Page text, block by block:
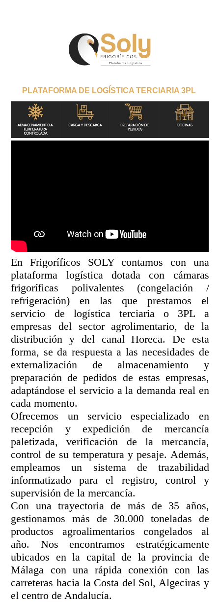
PLATAFORMA DE LOGÍSTICA TERCIARIA 3PL
En Frigoríficos SOLY contamos con una
plataforma logística dotada con cámaras
frigoríficas polivalentes (congelación /
refrigeración) en las que prestamos el
servicio de logística terciaria o 3PL a
empresas del sector agrolimentario, de la
distribución y del canal Horeca. De esta
forma, se da respuesta a las necesidades de
externalización de almacenamiento y
preparación de pedidos de estas empresas,
adaptándose el servicio a la demanda real en
cada momento.
Ofrecemos un servicio especializado en
recepción y expedición de mercancía
paletizada, verificación de la mercancía,
control de su temperatura y pesaje. Además,
empleamos un sistema de trazabilidad
informatizado para el registro, control y
supervisión de la mercancía.
Con una trayectoria de más de 35 años,
gestionamos más de 30.000 toneladas de
productos agroalimentarios congelados al
año. Nos encontramos estratégicamente
ubicados en la capital de la provincia de
Málaga con una rápida conexión con las
carreteras hacia la Costa del Sol, Algeciras y
el centro de Andalucía.